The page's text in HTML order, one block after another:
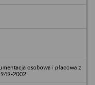
osobowa i płacowa z
2002